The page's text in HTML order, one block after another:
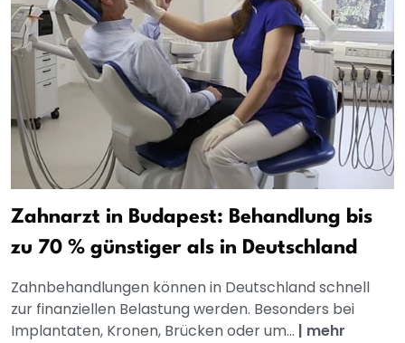
Zahnarzt in Budapest: Behandlung bis
zu 70 % günstiger als in Deutschland
Zahnbehandlungen können in Deutschland schnell
zur finanziellen Belastung werden. Besonders bei
Implantaten, Kronen, Brücken oder um... | mehr